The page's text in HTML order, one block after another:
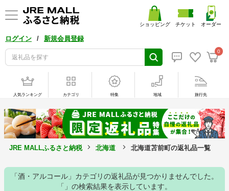
ログイン / 新規会員登録
0
ショッピング チケット オーダー
人気ランキング カテゴリ 特集 地域 旅行先
JRE MALLふるさと納税 北海道 北海道苫前町の返礼品一覧
「酒・アルコール」カテゴリの返礼品が見つかりませんでした。
「」の検索結果を表示しています。